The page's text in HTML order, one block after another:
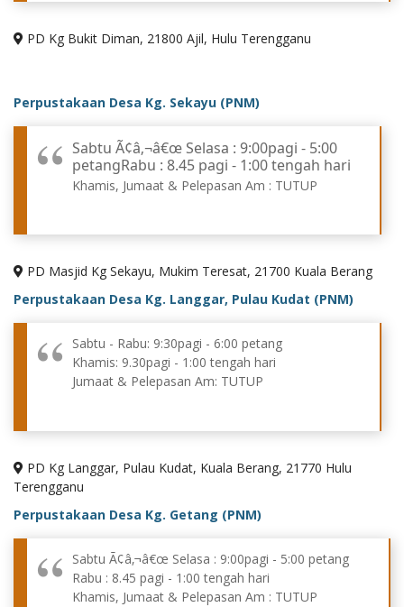
PD Kg Bukit Diman, 21800 Ajil, Hulu Terengganu
Perpustakaan Desa Kg. Sekayu (PNM)
Sabtu Ã¢â‚¬â€œ Selasa : 9:00pagi - 5:00
petangRabu : 8.45 pagi - 1:00 tengah hari
Khamis, Jumaat & Pelepasan Am : TUTUP
PD Masjid Kg Sekayu, Mukim Teresat, 21700 Kuala Berang
Perpustakaan Desa Kg. Langgar, Pulau Kudat (PNM)
Sabtu - Rabu: 9:30pagi - 6:00 petang
Khamis: 9.30pagi - 1:00 tengah hari
Jumaat & Pelepasan Am: TUTUP
PD Kg Langgar, Pulau Kudat, Kuala Berang, 21770 Hulu
Terengganu
Perpustakaan Desa Kg. Getang (PNM)
Sabtu Ã¢â‚¬â€œ Selasa : 9:00pagi - 5:00 petang
Rabu : 8.45 pagi - 1:00 tengah hari
Khamis, Jumaat & Pelepasan Am : TUTUP